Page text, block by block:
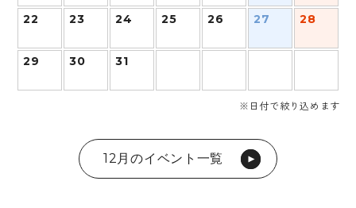
22 23 24 25 26 27 28
29 30 31
※日付で絞り込めます
12月のイベント一覧